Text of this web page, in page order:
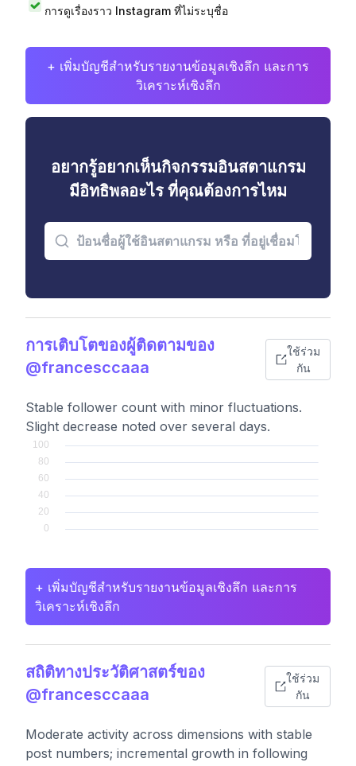
การดูเรื่องราว Instagram ที่ไม่ระบุชื่อ
+ เพิ่มบัญชีสำหรับรายงานข้อมูลเชิงลึก และการ
วิเคราะห์เชิงลึก
อยากรู้อยากเห็นกิจกรรมอินสตาแกรม
มีอิทธิพลอะไร ที่คุณต้องการไหม
การเติบโตของผู้ติดตามของ
@francesccaaa
ใช้ร่วม
กัน
Stable follower count with minor fluctuations.
Slight decrease noted over several days.
+ เพิ่มบัญชีสำหรับรายงานข้อมูลเชิงลึก และการ
วิเคราะห์เชิงลึก
สถิติทางประวัติศาสตร์ของ
@francesccaaa
ใช้ร่วม
กัน
Moderate activity across dimensions with stable
post numbers; incremental growth in following